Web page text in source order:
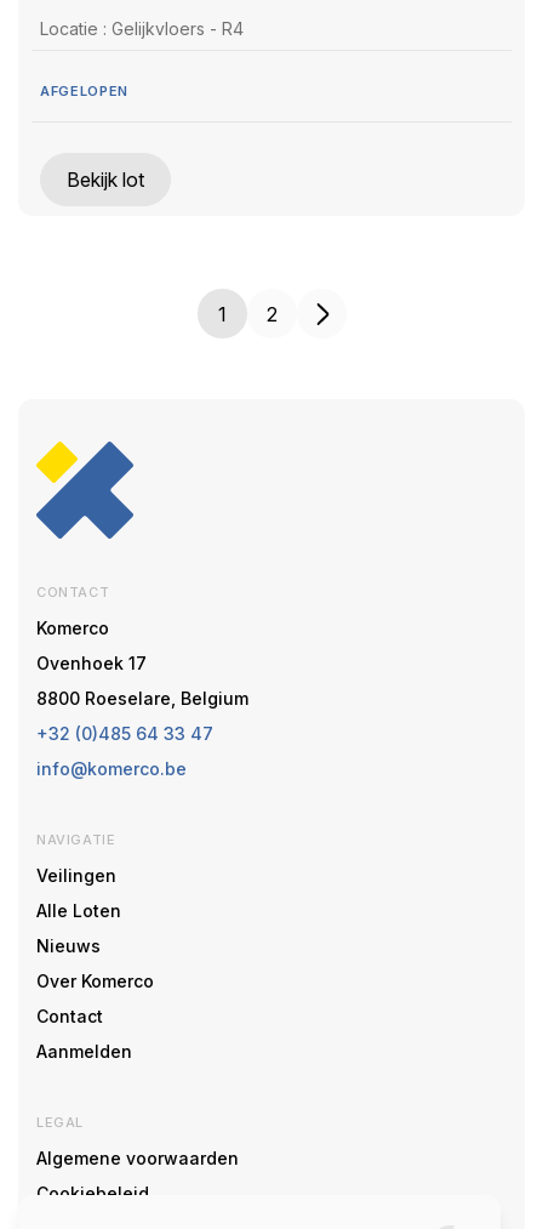
Locatie : Gelijkvloers - R4
AFGELOPEN
Bekijk lot
1 2
CONTACT
Komerco
Ovenhoek 17
8800 Roeselare, Belgium
+32 (0)485 64 33 47
info@komerco.be
NAVIGATIE
Veilingen
Alle Loten
Nieuws
Over Komerco
Contact
Aanmelden
LEGAL
Algemene voorwaarden
Cookiebeleid